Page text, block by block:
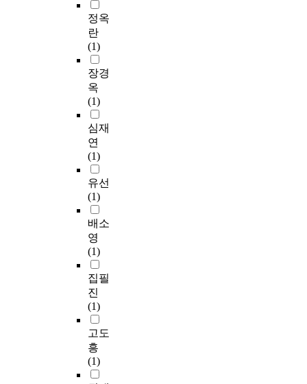
정옥
란
(1)
장경
옥
(1)
심재
연
(1)
유선
(1)
배소
영
(1)
집필
진
(1)
고도
흥
(1)